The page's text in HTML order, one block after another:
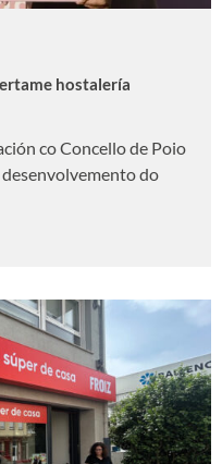
hostalería
co Concello de Poio
do